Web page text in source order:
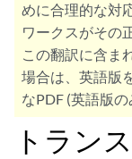
めに合理的な対
ワークスがその
この翻訳に含ま
場合は、英語版
なPDF (英語版の
トラン